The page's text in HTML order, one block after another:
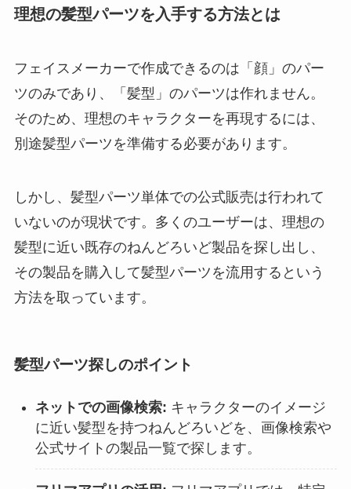
理想の髪型パーツを入手する方法とは
フェイスメーカーで作成できるのは「顔」のパー
ツのみであり、「髪型」のパーツは作れません。
そのため、理想のキャラクターを再現するには、
別途髪型パーツを準備する必要があります。
しかし、髪型パーツ単体での公式販売は行われて
いないのが現状です。多くのユーザーは、理想の
髪型に近い既存のねんどろいど製品を探し出し、
その製品を購入して髪型パーツを流用するという
方法を取っています。
髪型パーツ探しのポイント
ネットでの画像検索: キャラクターのイメージ
に近い髪型を持つねんどろいどを、画像検索や
公式サイトの製品一覧で探します。